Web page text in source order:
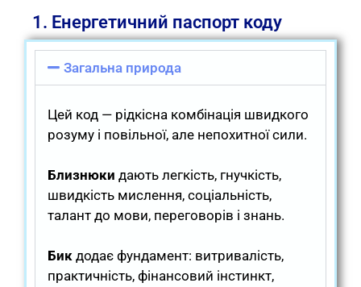
1. Енергетичний паспорт коду
Загальна природа
Цей код — рідкісна комбінація швидкого
розуму і повільної, але непохитної сили.
Близнюки дають легкість, гнучкість,
швидкість мислення, соціальність,
талант до мови, переговорів і знань.
Бик додає фундамент: витривалість,
практичність, фінансовий інстинкт,